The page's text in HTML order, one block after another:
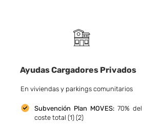
Ayudas Cargadores Privados
En viviendas y parkings comunitarios
Subvención Plan MOVES: 70% del
coste total (1) (2)